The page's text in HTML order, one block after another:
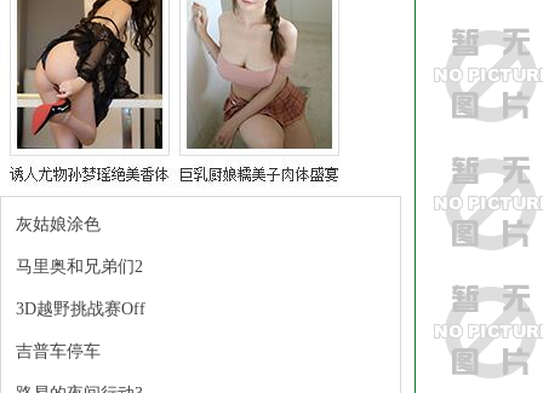
灰姑娘涂色
马里奥和兄弟们2
3D越野挑战赛Off
吉普车停车